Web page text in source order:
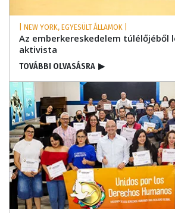
| NEW YORK, EGYESÜLT ÁLLAMOK |
Az emberkereskedelem túlélőjéből
aktivista
TOVÁBBI OLVASÁSRA ▶